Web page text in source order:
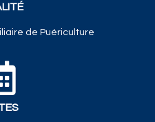
de Puériculture